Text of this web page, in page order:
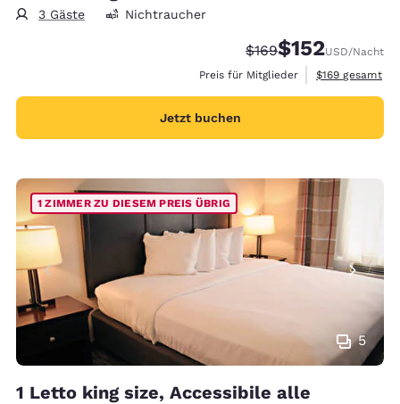
3 Gäste Nichtraucher
Durchgestrichener
$169Vergünstigter
$152USD/Nacht
Preis für Mitglieder
Geschätzte
$169 gesamt
Jetzt buchen
5
1 ZIMMER ZU DIESEM PREIS ÜBRIG
1 Letto king size, Accessibile alle